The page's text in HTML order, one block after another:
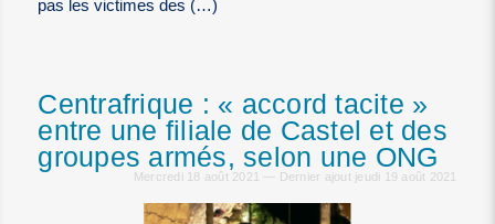
pas les victimes des (…)
Centrafrique : « accord tacite »
entre une filiale de Castel et des
groupes armés, selon une ONG
Mercredi 18 août 2021 — Dernier ajout jeudi 19 août 2021